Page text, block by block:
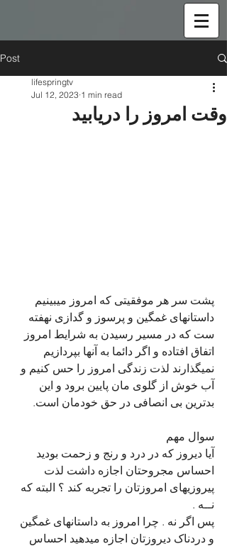
Post
وقت امروز را دریابید
lifespringtv
Jul 12, 2023 1 min read
پشت سر هر موفقیتی که امروز میبینیم
داستانهای غمگین و پرسوز و گدازی نهفته
ست که در مسیر رسیدن به شرایط امروز
اتفاق افتاده و اگر دائما به آنها بپردازیم
نمیگذارند لذت زندگی امروز را حس کنیم و
آب خوش از گلوی مان پایین برود و این
بدترین بی انصافی در حق خودمان است.
سوال مهم
آیا دیروز که در درد و رنج و زحمت بودید
احساس مجروحتان اجازه داشت لذت
پیروزیهای امروزتان را تجربه کند ؟ البته که
نــه .
پس اگر نه . چرا امروز به داستانهای غمگین
و دردناک دیروزتان اجازه میدهید احساس